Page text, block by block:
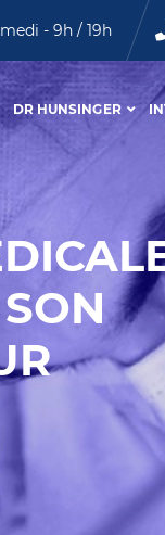
- 9h / 19h
DR HUNSINGER